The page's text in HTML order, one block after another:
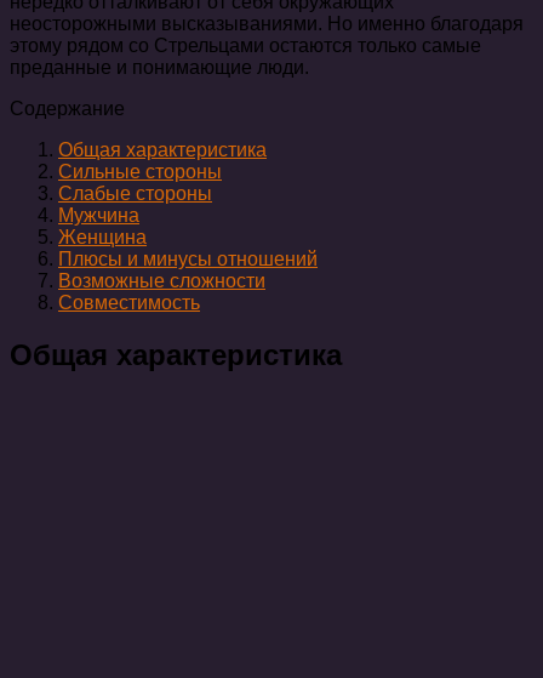
неосторожными высказываниями. Но именно благодаря
этому рядом со Стрельцами остаются только самые
преданные и понимающие люди.
Содержание
Общая характеристика
Сильные стороны
Слабые стороны
Мужчина
Женщина
Плюсы и минусы отношений
Возможные сложности
Совместимость
Общая характеристика